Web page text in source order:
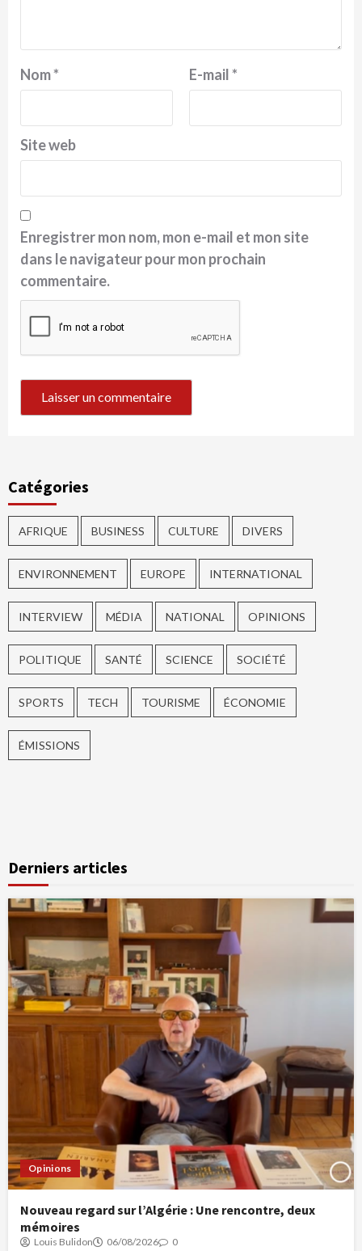
Nom* E-mail*
Site web
Enregistrer mon nom, mon e-mail et mon site
dans le navigateur pour mon prochain
commentaire.
Catégories
AFRIQUE BUSINESS CULTURE DIVERS
ENVIRONNEMENT EUROPE INTERNATIONAL
INTERVIEW MÉDIA NATIONAL OPINIONS
POLITIQUE SANTÉ SCIENCE SOCIÉTÉ
SPORTS TECH TOURISME ÉCONOMIE
ÉMISSIONS
Derniers articles
Opinions
Nouveau regard sur l’Algérie : Une rencontre, deux
mémoires
Louis Bulidon 06/08/2026 0